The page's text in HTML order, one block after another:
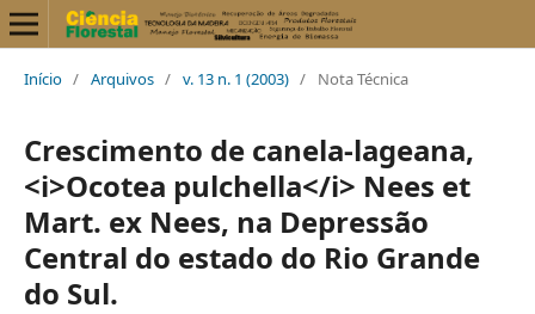
Início / Arquivos / v. 13 n. 1 (2003) / Nota Técnica
Crescimento de canela-lageana,
<i>Ocotea pulchella</i> Nees et
Mart. ex Nees, na Depressão
Central do estado do Rio Grande
do Sul.